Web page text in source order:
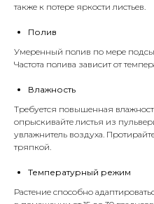
также к потере яркости листьев.
Полив
Умеренный полив по мере
Частота полива зависит от
Влажность
Требуется повышенная
опрыскивайте листья из
увлажнитель воздуха.
тряпкой.
Температурный режим
Растение способно